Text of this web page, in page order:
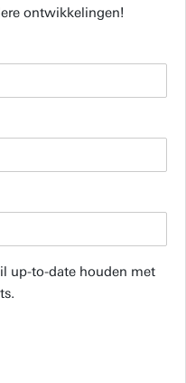
ontwikkelingen!
up-to-date houden met